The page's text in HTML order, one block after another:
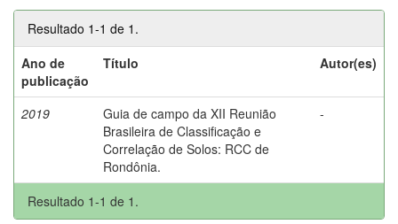
Resultado 1-1 de 1.
Ano de
publicação
Título Autor(es)
2019
Guia de campo da XII Reunião
Brasileira de Classificação e
Correlação de Solos: RCC de
Rondônia.
-
Resultado 1-1 de 1.